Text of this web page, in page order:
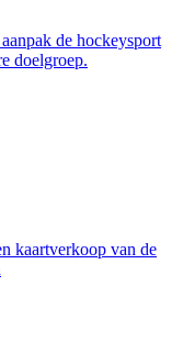
de hockeysport
doelgroep.
kaartverkoop van de